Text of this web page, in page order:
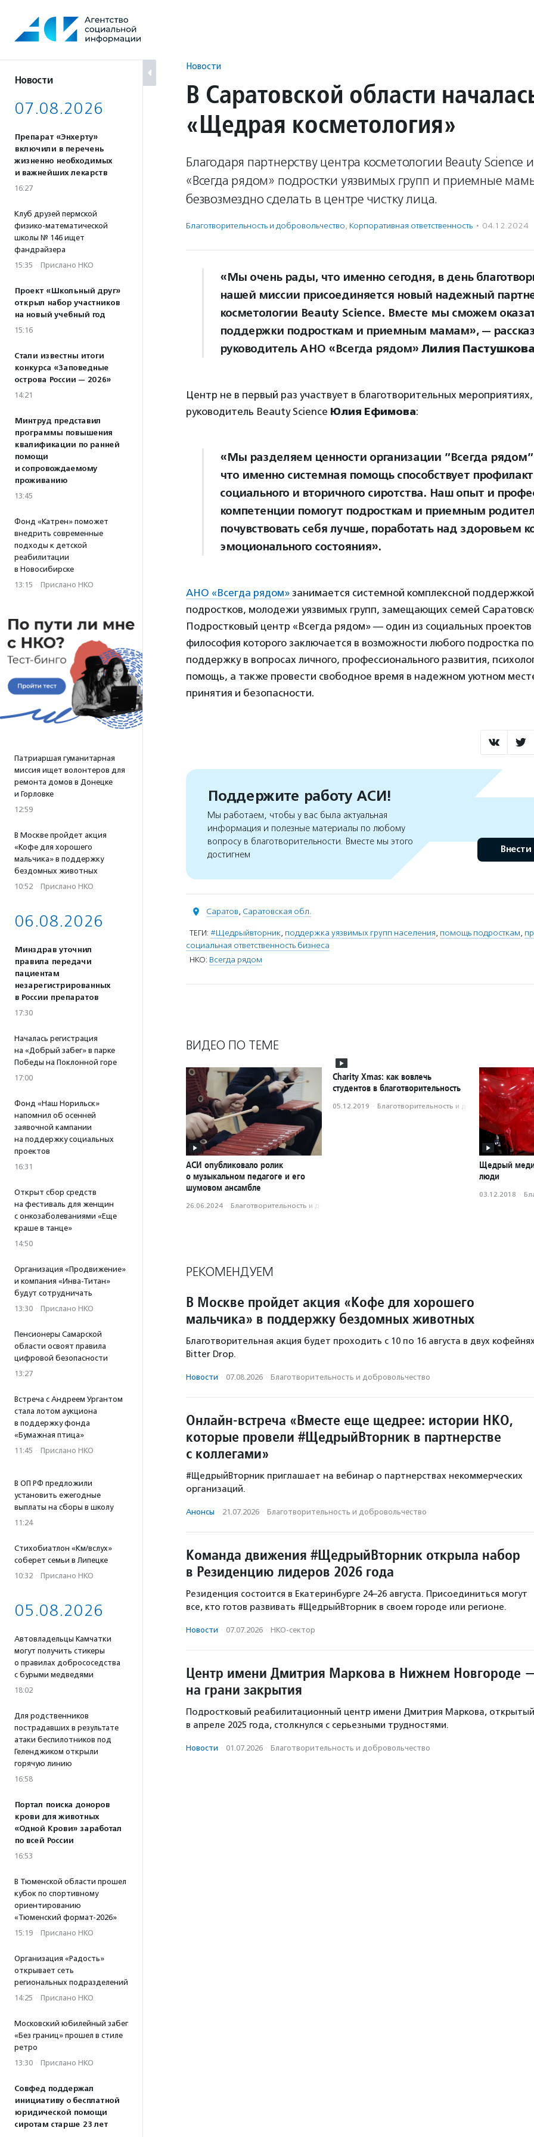
содержанию
Новости
07.08.2026
Препарат «Энхерту»
включили в перечень
жизненно необходимых
и важнейших лекарств
16:27
Клуб друзей пермской
физико-математической
школы № 146 ищет
фандрайзера
15:35 · Прислано НКО
Проект «Школьный друг»
открыл набор участников
на новый учебный год
15:16
Стали известны итоги
конкурса «Заповедные
острова России — 2026»
14:21
Минтруд представил
программы повышения
квалификации по ранней
помощи
и сопровождаемому
проживанию
13:45
Фонд «Катрен» поможет
внедрить современные
подходы к детской
реабилитации
в Новосибирске
13:15 · Прислано НКО
Патриаршая гуманитарная
миссия ищет волонтеров для
ремонта домов в Донецке
и Горловке
12:59
В Москве пройдет акция
«Кофе для хорошего
мальчика» в поддержку
бездомных животных
10:52 · Прислано НКО
06.08.2026
Минздрав уточнил
правила передачи
пациентам
незарегистрированных
в России препаратов
17:30
Началась регистрация
на «Добрый забег» в парке
Победы на Поклонной горе
17:00
Фонд «Наш Норильск»
напомнил об осенней
заявочной кампании
на поддержку социальных
проектов
16:31
Открыт сбор средств
на фестиваль для женщин
с онкозаболеваниями «Еще
краше в танце»
14:50
Организация «Продвижение»
и компания «Инва-Титан»
будут сотрудничать
13:30 · Прислано НКО
Пенсионеры Самарской
области освоят правила
цифровой безопасности
13:27
Встреча с Андреем Ургантом
стала лотом аукциона
в поддержку фонда
«Бумажная птица»
11:45 · Прислано НКО
В ОП РФ предложили
установить ежегодные
выплаты на сборы в школу
11:24
Стихобиатлон «Км/вслух»
соберет семьи в Липецке
10:32 · Прислано НКО
05.08.2026
Автовладельцы Камчатки
могут получить стикеры
о правилах добрососедства
с бурыми медведями
18:02
Для родственников
пострадавших в результате
атаки беспилотников под
Геленджиком открыли
горячую линию
16:58
Портал поиска доноров
крови для животных
«Одной Крови» заработал
по всей России
16:53
В Тюменской области прошел
кубок по спортивному
ориентированию
«Тюменский формат-2026»
15:19 · Прислано НКО
Организация «Радость»
открывает сеть
региональных подразделений
14:25 · Прислано НКО
Московский юбилейный забег
«Без границ» прошел в стиле
ретро
13:30 · Прислано НКО
Совфед поддержал
инициативу о бесплатной
юридической помощи
сиротам старше 23 лет
Новости
В Саратовской области
«Щедрая косметология»
Благодаря партнерству центра косметологии Beauty Science
«Всегда рядом» подростки уязвимых групп и приемные
безвозмездно сделать в центре чистку лица.
Благотвори­тель­ность и доброволь­чест­во, Корпоративная ответственность · 04.12.2024
«Мы очень рады, что именно сегодня, в день
нашей миссии присоединяется новый надежный
косметологии Beauty Science. Вместе мы сможем
поддержки подросткам и приемным мамам», —
руководитель АНО «Всегда рядом» Лилия
Центр не в первый раз участвует в благотворительных
руководитель Beauty Science Юлия Ефимова:
«Мы разделяем ценности организации ”Всегда
что именно системная помощь способствует
социального и вторичного сиротства. Наш опыт и
компетенции помогут подросткам и приемным
почувствовать себя лучше, поработать над здоровьем
эмоционального состояния».
АНО «Всегда рядом» занимается системной комплексной
подростков, молодежи уязвимых групп, замещающих семей
Подростковый центр «Всегда рядом» — один из социальных проектов
философия которого заключается в возможности любого подростка
поддержку в вопросах личного, профессионального развития,
помощь, а также провести свободное время в надежном уютном
принятия и безопасности.
Поддержите работу АСИ!
Мы работаем, чтобы у вас была актуальная
информация и полезные материалы по любому
вопросу в благотворительности. Вместе мы этого
достигнем
Внести
Саратов, Саратовская обл.
ТЕГИ: #Щедрыйвторник, поддержка уязвимых групп населения, помощь подросткам,
социальная ответственность бизнеса
НКО: Всегда рядом
ВИДЕО ПО ТЕМЕ
АСИ опубликовало ролик
о музыкальном педагоге и его
шумовом ансамбле
26.06.2024 · Благотвори­тель­ность и доброволь­чест­во
Charity Xmas: как вовлечь
студентов в благотворительность
05.12.2019 · Благотвори­тель­ность и доброволь­чест­во
Щедрый
люди
03.12.2018 ·
РЕКОМЕНДУЕМ
В Москве пройдет акция «Кофе для хорошего
мальчика» в поддержку бездомных животных
Благотворительная акция будет проходить с 10 по 16 августа в двух
Bitter Drop.
Новости · 07.08.2026 · Благотвори­тель­ность и доброволь­чест­во
Онлайн-встреча «Вместе еще щедрее: истории НКО,
которые провели #ЩедрыйВторник в партнерстве
с коллегами»
#ЩедрыйВторник приглашает на вебинар о партнерствах некоммерческих
организаций.
Анонсы · 21.07.2026 · Благотвори­тель­ность и доброволь­чест­во
Команда движения #ЩедрыйВторник открыла набор
в Резиденцию лидеров 2026 года
Резиденция состоится в Екатеринбурге 24–26 августа. Присоединиться могут
все, кто готов развивать #ЩедрыйВторник в своем городе или регионе.
Новости · 07.07.2026 · НКО-сектор
Центр имени Дмитрия Маркова в Нижнем Новгороде
на грани закрытия
Подростковый реабилитационный центр имени Дмитрия Маркова, открытый
в апреле 2025 года, столкнулся с серьезными трудностями.
Новости · 01.07.2026 · Благотвори­тель­ность и доброволь­чест­во